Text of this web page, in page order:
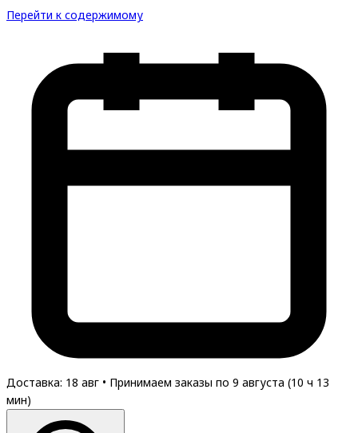
Перейти к содержимому
Доставка: 18 авг • Принимаем заказы по 9 августа (10 ч 13
мин)